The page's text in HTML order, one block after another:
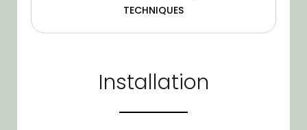
TECHNIQUES
Installation